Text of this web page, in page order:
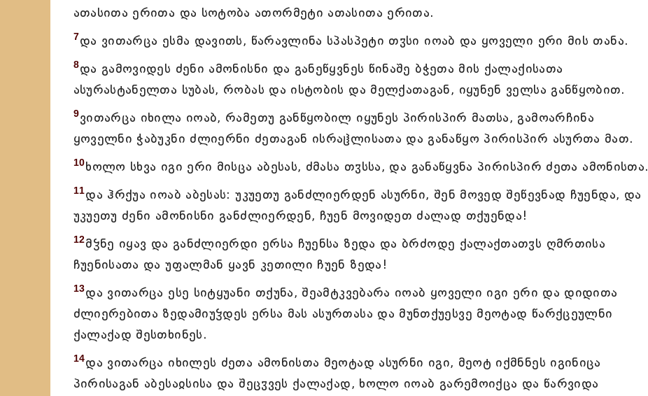
ათასითა ერითა და სოტობა ათორმეტი ათასითა ერითა.
7და ვითარცა ესმა დავითს, წარავლინა სპასპეტი თჳსი იოაბ და ყოველი ერი მის თანა.
8და გამოვიდეს ძენი ამონისნი და განეწყვნეს წინაშე ბჭეთა მის ქალაქისათა
ასურასტანელთა სუბას, რობას და ისტობის და მელქათაგან, იყუნენ ველსა განწყობით.
9ვითარცა იხილა იოაბ, რამეთუ განწყობილ იყუნეს პირისპირ მათსა, გამოარჩინა
ყოველნი ჭაბუკნი ძლიერნი ძეთაგან ისრაჱლისათა და განაწყო პირისპირ ასურთა მათ.
10ხოლო სხვა იგი ერი მისცა აბესას, ძმასა თჳსსა, და განაწყვნა პირისპირ ძეთა ამონისთა.
11და ჰრქუა იოაბ აბესას: უკუეთუ განძლიერდენ ასურნი, შენ მოვედ შეწევნად ჩუენდა, და
უკუეთუ ძენი ამონისნი განძლიერდენ, ჩუენ მოვიდეთ ძალად თქუენდა!
12მჴნე იყავ და განძლიერდი ერსა ჩუენსა ზედა და ბრძოდე ქალაქთათჳს ღმრთისა
ჩუენისათა და უფალმან ყავნ კეთილი ჩუენ ზედა!
13და ვითარცა ესე სიტყუანი თქუნა, შეამტკვებარა იოაბ ყოველი იგი ერი და დიდითა
ძლიერებითა ზედამიუჴდეს ერსა მას ასურთასა და მუნთქუესვე მეოტად წარქცეულნი
ქალაქად შესთხინეს.
14და ვითარცა იხილეს ძეთა ამონისთა მეოტად ასურნი იგი, მეოტ იქმნნეს იგინიცა
პირისაგან აბესაჲსისა და შეცჳვეს ქალაქად, ხოლო იოაბ გარემოიქცა და წარვიდა